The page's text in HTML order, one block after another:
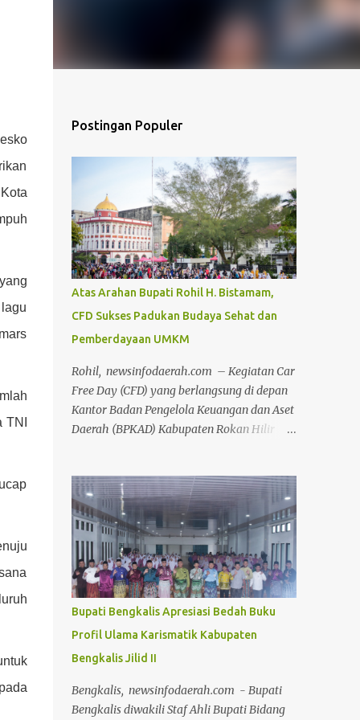
Postingan Populer
Atas Arahan Bupati Rohil H. Bistamam,
CFD Sukses Padukan Budaya Sehat dan
Pemberdayaan UMKM
Rohil, newsinfodaerah.com – Kegiatan Car
Free Day (CFD) yang berlangsung di depan
Kantor Badan Pengelola Keuangan dan Aset
Daerah (BPKAD) Kabupaten Rokan Hilir
masyarakat setempat. Acara mingguan ini
dilaksanakan atas arahan langsung Bupati
Rokan Hilir, H. Bistamam, dan didukung
penuh oleh Pemerintah Kabupaten Rokan
Hilir. Agenda tersebut menjadi upaya nyata
pemerintah untuk terus mendorong budaya
hidup sehat sekaligus menghidupkan ruang
publik yang positif bagi warga. Sejak pagi,
warga dari berbagai kalangan usia
memanfaatkan momen bebas kendaraan
senam bersama, joging, hingga bersepeda.
Bupati Bengkalis Apresiasi Bedah Buku
Profil Ulama Karismatik Kabupaten
Bengkalis Jilid II
Bengkalis, newsinfodaerah.com - Bupati
Bengkalis diwakili Staf Ahli Bupati Bidang